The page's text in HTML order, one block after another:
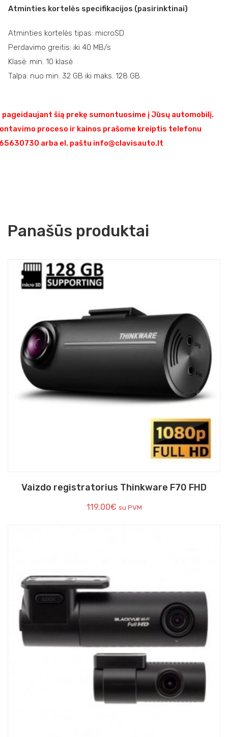
Atminties kortelės specifikacijos (pasirinktinai)
Atminties kortelės tipas: microSD
Perdavimo greitis: iki 40 MB/s
Klasė: min. 10 klasė
Talpa: nuo min. 32 GB iki maks. 128 GB
pageidaujant šią prekę sumontuosime į Jūsų automobilį.
proceso ir kainos prašome kreiptis telefonu
arba el. paštu info@clavisauto.lt
Panašūs produktai
Vaizdo registratorius Thinkware F70 FHD
119.00€ su PVM